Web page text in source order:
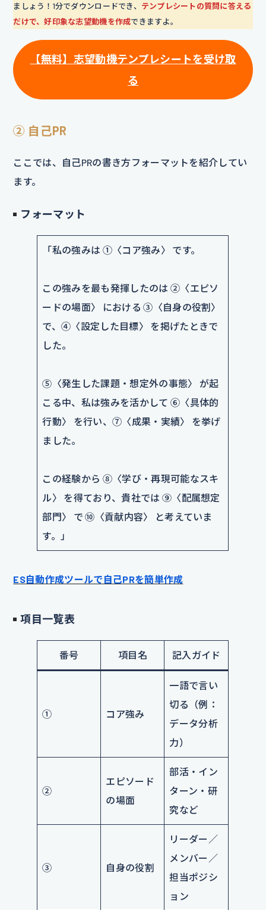
ましょう！1分でダウンロードでき、 テンプレシートの質問に答える
だけで、好印象な志望動機を作成できますよ。
【無料】 志望動機テンプレシートを受け取
る
② 自己PR
ここでは、自己PRの書き方フォーマットを紹介してい
ます。
フォーマット
「私の強みは ①〈コア強み〉 です。
この強みを最も発揮したのは ②〈エピソ
ードの場面〉 における ③〈自身の役割〉
で、④〈設定した目標〉 を掲げたときで
した。
⑤〈発生した課題・想定外の事態〉 が起
こる中、私は強みを活かして ⑥〈具体的
行動〉 を行い、⑦〈成果・実績〉 を挙げ
ました。
この経験から ⑧〈学び・再現可能なスキ
ル〉 を得ており、貴社では ⑨〈配属想定
部門〉 で ⑩〈貢献内容〉 と考えていま
す。」
ES自動作成ツールで自己PRを簡単作成
項目一覧表
番号 項目名 記入ガイド
① コア強み
一語で言い
切る（例：
データ分析
力）
②
エピソード
の場面
部活・イン
ターン・研
究など
③ 自身の役割
リーダー／
メンバー／
担当ポジシ
ョン